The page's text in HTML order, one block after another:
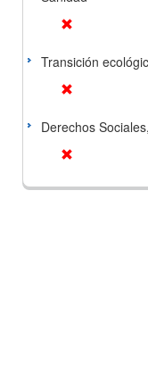
Transición
Derechos